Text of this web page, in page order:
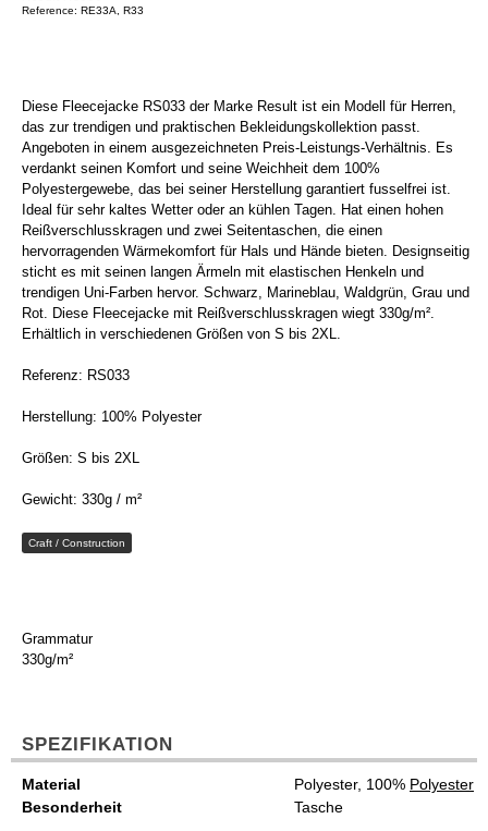
Reference: RE33A, R33
Diese Fleecejacke RS033 der Marke Result ist ein Modell für Herren,
das zur trendigen und praktischen Bekleidungskollektion passt.
Angeboten in einem ausgezeichneten Preis-Leistungs-Verhältnis. Es
verdankt seinen Komfort und seine Weichheit dem 100%
Polyestergewebe, das bei seiner Herstellung garantiert fusselfrei ist.
Ideal für sehr kaltes Wetter oder an kühlen Tagen. Hat einen hohen
Reißverschlusskragen und zwei Seitentaschen, die einen
hervorragenden Wärmekomfort für Hals und Hände bieten. Designseitig
sticht es mit seinen langen Ärmeln mit elastischen Henkeln und
trendigen Uni-Farben hervor. Schwarz, Marineblau, Waldgrün, Grau und
Rot. Diese Fleecejacke mit Reißverschlusskragen wiegt 330g/m².
Erhältlich in verschiedenen Größen von S bis 2XL.
Referenz: RS033
Herstellung: 100% Polyester
Größen: S bis 2XL
Gewicht: 330g / m²
Craft / Construction
Grammatur
330g/m²
SPEZIFIKATION
Material Polyester, 100% Polyester
Besonderheit
Tasche